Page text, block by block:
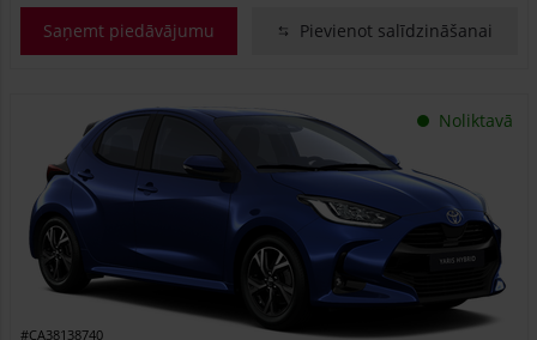
Saņemt piedāvājumu Pievienot salīdzināšanai
Noliktavā
#CA38138740